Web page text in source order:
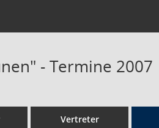
- Termine 2007
Vertreter